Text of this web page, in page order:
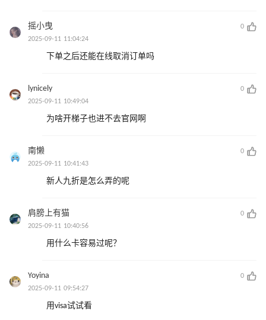
摇小曳
0
2025-09-11 11:04:24
下单之后还能在线取消订单吗
lynicely
0
2025-09-11 10:49:04
为啥开梯子也进不去官网啊
南懒
0
2025-09-11 10:41:43
新人九折是怎么弄的呢
肩膀上有猫
0
2025-09-11 10:40:56
用什么卡容易过呢？
Yoyina
0
2025-09-11 09:54:27
用visa试试看